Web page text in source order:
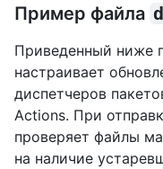
Пример файла
Приведенный ниже
настраивает
диспетчеров
Actions. При
проверяет файлы
на наличие